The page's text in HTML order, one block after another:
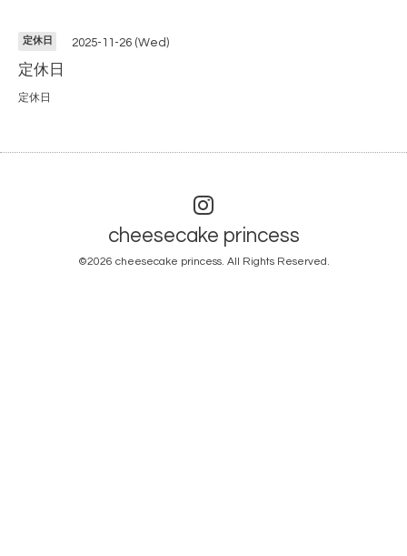
定休日 2025-11-26 (Wed)
定休日
定休日
cheesecake princess
©2026 cheesecake princess. All Rights Reserved.